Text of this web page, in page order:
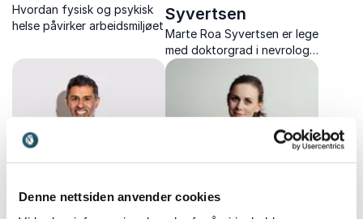
Denne nettsiden anvender cookies
Hvordan fysisk og psykisk
helse påvirker arbeidsmiljøet
Syvertsen
Marte Roa Syvertsen er lege
med doktorgrad i nevrologi
og et brennende
engasjement for
forskningsformidling.